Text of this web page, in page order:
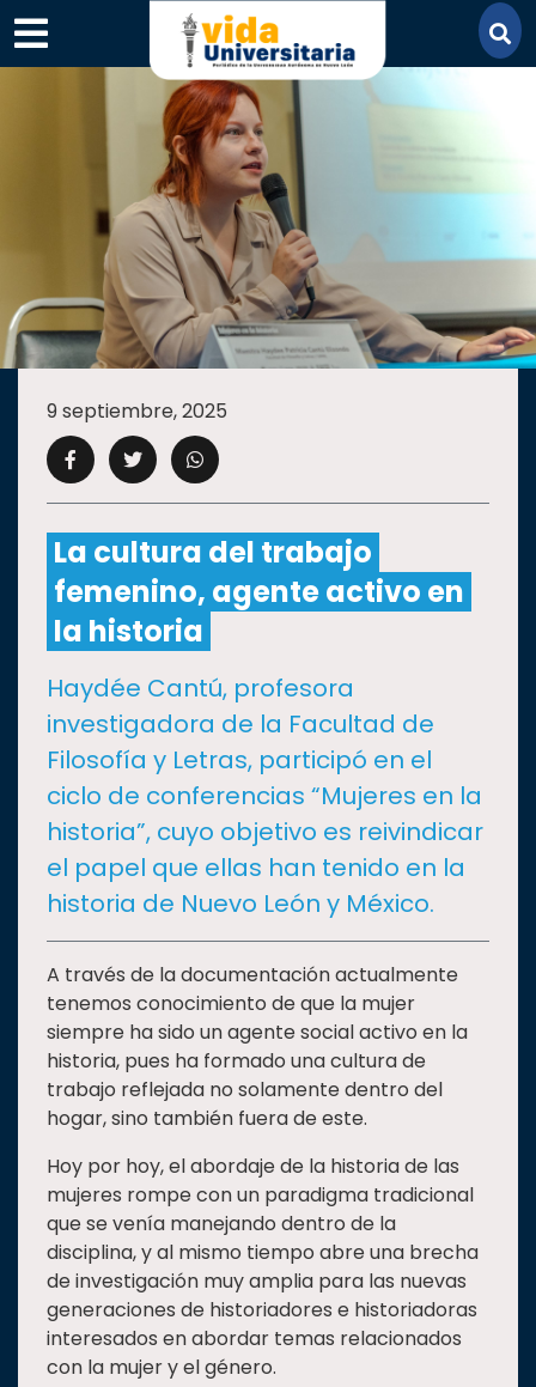
×
SECCIONES
ACADEMIA
CAMPUS UANL
CULTURA
DEPORTES
I+D+IEXPERTOS
SALUD
SUSTENTABILIDAD
TEMAS
Oferta
educativa
Estudiantes
Investigación
Internacionalización
Responsabilidad
social
Vinculación
Historia
9 septiembre, 2025
La cultura del trabajo
femenino, agente activo en
la historia
Haydée Cantú, profesora
investigadora de la Facultad de
Filosofía y Letras, participó en el
ciclo de conferencias “Mujeres en la
historia”, cuyo objetivo es reivindicar
el papel que ellas han tenido en la
historia de Nuevo León y México.
A través de la documentación actualmente
tenemos conocimiento de que la mujer
siempre ha sido un agente social activo en la
historia, pues ha formado una cultura de
trabajo reflejada no solamente dentro del
hogar, sino también fuera de este.
Hoy por hoy, el abordaje de la historia de las
mujeres rompe con un paradigma tradicional
que se venía manejando dentro de la
disciplina, y al mismo tiempo abre una brecha
de investigación muy amplia para las nuevas
generaciones de historiadores e historiadoras
interesados en abordar temas relacionados
con la mujer y el género.